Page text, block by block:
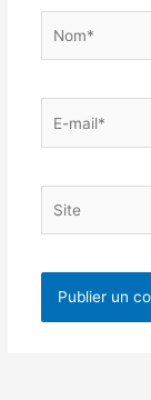
mail*